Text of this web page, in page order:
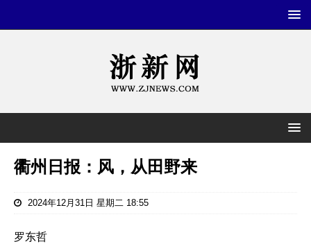
衢州日报：风，从田野来
2024年12月31日 星期二 18:55
罗东哲